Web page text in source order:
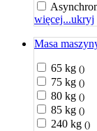
więcej...ukryj
Masa
65 kg ()
75 kg ()
80 kg ()
85 kg ()
240 kg ()